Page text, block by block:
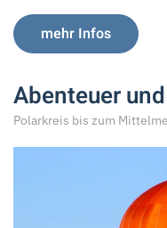
mehr Infos
Abenteuer
Polarkreis bis zum